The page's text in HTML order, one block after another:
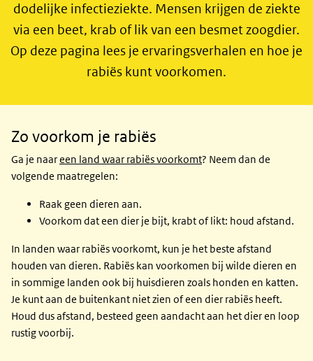
dodelijke infectieziekte. Mensen krijgen de ziekte
via een beet, krab of lik van een besmet zoogdier.
Op deze pagina lees je ervaringsverhalen en hoe je
rabiës kunt voorkomen.
Hoe
Zo voorkom je rabiës
Ga je naareen land waar rabiës voorkomt? Neem dan de
volgende maatregelen:
Raak geen dieren aan.
Voorkom dat een dier je bijt, krabt of likt: houd afstand.
In landen waar rabiës voorkomt, kun je het beste afstand
houden van dieren. Rabiës kan voorkomen bij wilde dieren en
in sommige landen ook bij huisdieren zoals honden en katten.
Je kunt aan de buitenkant niet zien of een dier rabiës heeft.
Houd dus afstand, besteed geen aandacht aan het dier en loop
rustig voorbij.